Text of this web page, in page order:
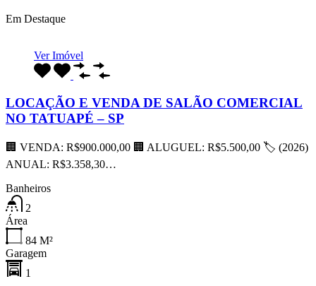
Em Destaque
Ver Imóvel
LOCAÇÃO E VENDA DE SALÃO COMERCIAL
NO TATUAPÉ – SP
🏢 VENDA: R$900.000,00 🏢 ALUGUEL: R$5.500,00 🏷 (2026)
ANUAL: R$3.358,30…
Banheiros
2
Área
84 M²
Garagem
1